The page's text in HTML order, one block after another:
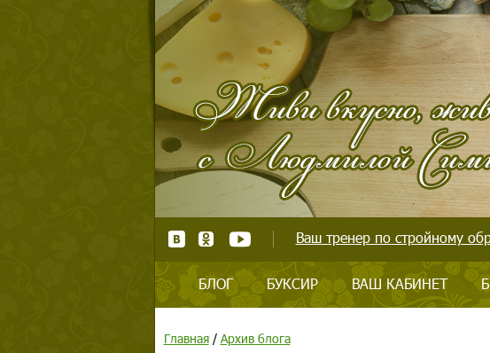
Ваш тренер по стройному
БЛОГ БУКСИР ВАШ КАБИНЕТ
Главная/ Архив блога